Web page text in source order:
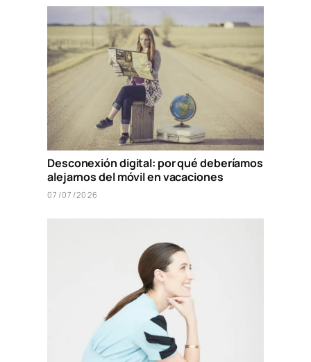
Desconexión digital: por qué deberíamos
alejarnos del móvil en vacaciones
07/07/2026